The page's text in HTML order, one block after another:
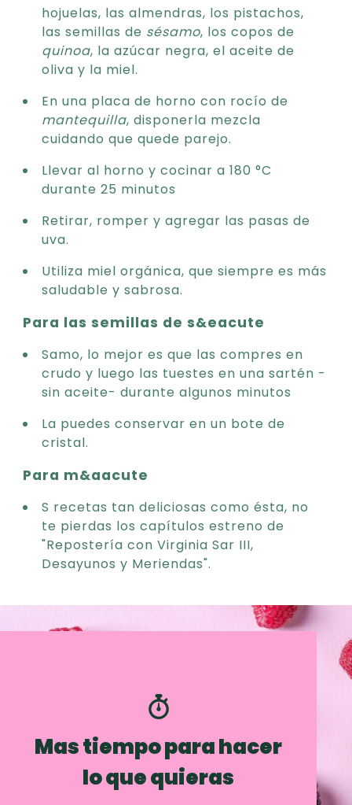
hojuelas, las almendras, los pistachos,
las semillas de sésamo, los copos de
quinoa, la azúcar negra, el aceite de
oliva y la miel.
En una placa de horno con rocío de
mantequilla, disponerla mezcla
cuidando que quede parejo.
Llevar al horno y cocinar a 180 °C
durante 25 minutos
Retirar, romper y agregar las pasas de
uva.
Utiliza miel orgánica, que siempre es más
saludable y sabrosa.
Para las semillas de s&eacute
Samo, lo mejor es que las compres en
crudo y luego las tuestes en una sartén -
sin aceite- durante algunos minutos
La puedes conservar en un bote de
cristal.
Para m&aacute
S recetas tan deliciosas como ésta, no
te pierdas los capítulos estreno de
"Repostería con Virginia Sar III,
Desayunos y Meriendas".
Mas tiempo para hacer
lo que quieras